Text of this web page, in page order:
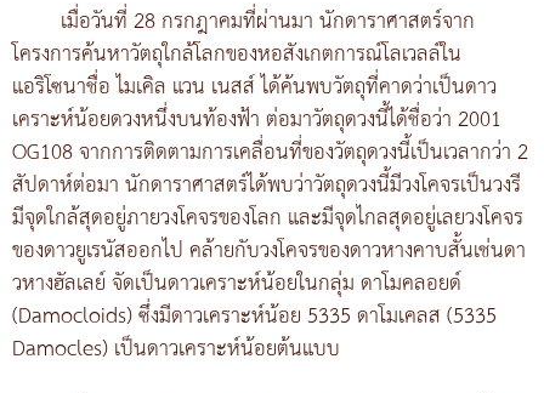
เมื่อวันที่ 28 กรกฎาคมที่ผ่านมา นักดาราศาสตร์จาก
โครงการค้นหาวัตถุใกล้โลกของหอสังเกตการณ์โลเวลล์ใน
แอริโซนาชื่อ ไมเคิล แวน เนสส์ ได้ค้นพบวัตถุที่คาดว่าเป็นดาว
เคราะห์น้อยดวงหนึ่งบนท้องฟ้า ต่อมาวัตถุดวงนี้ได้ชื่อว่า 2001
OG108 จากการติดตามการเคลื่อนที่ของวัตถุดวงนี้เป็นเวลากว่า 2
สัปดาห์ต่อมา นักดาราศาสตร์ได้พบว่าวัตถุดวงนี้มีวงโคจรเป็นวงรี
มีจุดใกล้สุดอยู่ภายวงโคจรของโลก และมีจุดไกลสุดอยู่เลยวงโคจร
ของดาวยูเรนัสออกไป คล้ายกับวงโคจรของดาวหางคาบสั้นเช่นดา
วหางฮัลเลย์ จัดเป็นดาวเคราะห์น้อยในกลุ่ม ดาโมคลอยด์
(Damocloids) ซึ่งมีดาวเคราะห์น้อย 5335 ดาโมเคลส (5335
Damocles) เป็นดาวเคราะห์น้อยต้นแบบ